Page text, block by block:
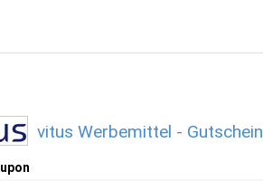
vitus Werbemittel - Gutschein